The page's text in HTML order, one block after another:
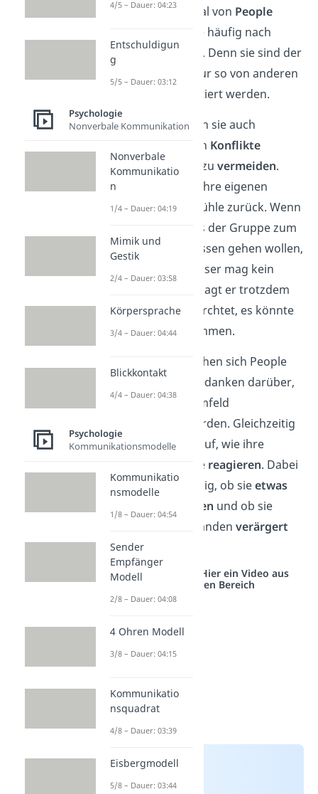
Ein weiteres Merkmal von People
ist, dass sie häufig nach
Zustimmungfragen. Denn sie sind der
Meinung, dass sie nur so von anderen
gemocht und akzeptiert werden.
Deswegen versuchen sie auch
Situationen, in denen Konflikte
entstehen könnten, zu vermeiden.
Dafür halten sie oft ihre eigenen
Meinungen und Gefühle zurück. Wenn
alle drei Freunde aus der Gruppe zum
Beispiel italienisch essen gehen wollen,
aber der People Pleaser mag kein
italienisches Essen, sagt er trotzdem
nichts. Denn er befürchtet, es könnte
sonst zum Streit kommen.
Im Allgemeinen machen sich People
Pleaser sehr viele Gedanken darüber,
wie sie von ihrem Umfeld
werden. Gleichzeitig
achten sie auch darauf, wie ihre
Mitmenschen auf sie reagieren. Dabei
fragen sie sich ständig, ob sieetwas
falsch gemacht haben und ob sie
damit eventuell jemanden verärgert
haben.
Studyflix vernetzt: Hier ein Video aus
einem anderen Bereich
4/5 – Dauer: 04:23
Entschuldigun
g
5/5 – Dauer: 03:12
Psychologie
Nonverbale Kommunikation
Nonverbale
Kommunikatio
n
1/4 – Dauer: 04:19
Mimik und
Gestik
2/4 – Dauer: 03:58
Körpersprache
3/4 – Dauer: 04:44
Blickkontakt
4/4 – Dauer: 04:38
Psychologie
Kommunikationsmodelle
Kommunikatio
nsmodelle
1/8 – Dauer: 04:54
Sender
Empfänger
Modell
2/8 – Dauer: 04:08
4 Ohren Modell
3/8 – Dauer: 04:15
Kommunikatio
nsquadrat
4/8 – Dauer: 03:39
Eisbergmodell
5/8 – Dauer: 03:44